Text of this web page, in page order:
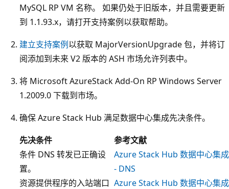
MySQL RP VM 名称。 如果仍处于旧版本，并且需要更新
到 1.1.93.x，请打开支持案例以获取帮助。
建立支持案例以获取 MajorVersionUpgrade 包，并将订
阅添加到未来 V2 版本的 ASH 市场允许列表中。
将 Microsoft AzureStack Add-On RP Windows Server
1.2009.0 下载到市场。
确保 Azure Stack Hub 满足数据中心集成先决条件。
先决条件
参考文献
条件 DNS 转发已正确设
置。
Azure Stack Hub 数据中心集成
- DNS
资源提供程序的入站端口 Azure Stack Hub 数据中心集成